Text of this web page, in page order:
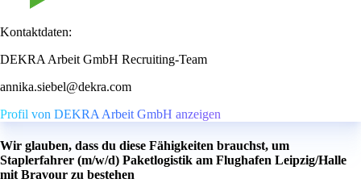
Kontaktdaten:
DEKRA Arbeit GmbH Recruiting-Team
annika.siebel@dekra.com
Profil von DEKRA Arbeit GmbH anzeigen
Wir glauben, dass du diese Fähigkeiten brauchst, um
Staplerfahrer (m/w/d) Paketlogistik am Flughafen Leipzig/Halle
mit Bravour zu bestehen